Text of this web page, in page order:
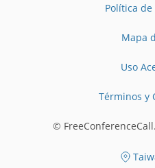
Política
Mapa
Uso
Términos y
©